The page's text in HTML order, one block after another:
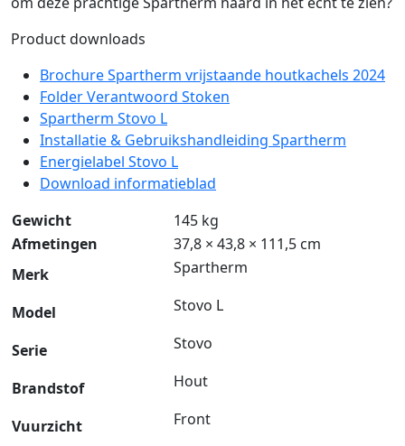
Product downloads
Brochure Spartherm vrijstaande houtkachels 2024
Folder Verantwoord Stoken
Spartherm Stovo L
Installatie & Gebruikshandleiding Spartherm
Energielabel Stovo L
Download informatieblad
Gewicht
145 kg
Afmetingen
37,8 × 43,8 × 111,5 cm
Merk
Spartherm
Model Stovo L
Serie Stovo
Brandstof Hout
Vuurzicht Front